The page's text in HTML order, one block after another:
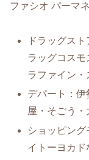
ファシオ パーマ
ドラッグス
ラッグコスモ
ラファイン
デパート：
屋・そごう・
ショッピング
イトーヨカド